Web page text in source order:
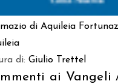
di Aquileia
di: Giulio Trettel
ai Vangeli